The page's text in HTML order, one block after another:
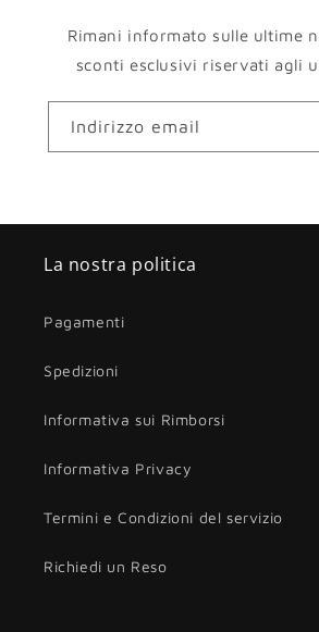
Rimani informato sulle ultime
sconti esclusivi riservati agli
Indirizzo email
La nostra politica
Pagamenti
Spedizioni
Informativa sui Rimborsi
Informativa Privacy
Termini e Condizioni del servizio
Richiedi un Reso